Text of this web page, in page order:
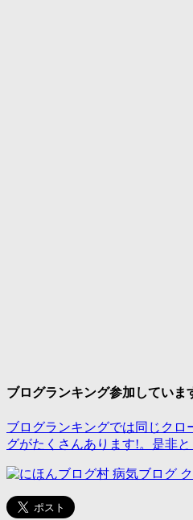
ブログランキング参加していま
ブログランキングでは同じクロ
グがたくさんあります!。是非